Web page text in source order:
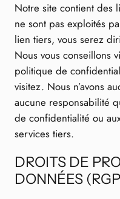
Notre site contient des
ne sont pas exploités
lien tiers, vous serez
Nous vous conseillons
politique de
visitez. Nous n’avons
aucune responsabilité
de confidentialité ou
services tiers.
DROITS DE
DONNÉES